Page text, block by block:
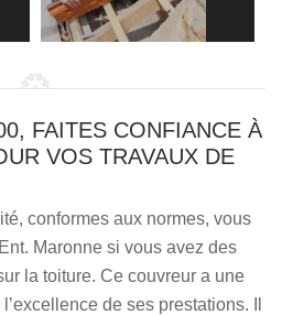
FAITES CONFIANCE À
VOS TRAVAUX DE
conformes aux normes, vous
Maronne si vous avez des
la toiture. Ce couvreur a une
de ses prestations. Il